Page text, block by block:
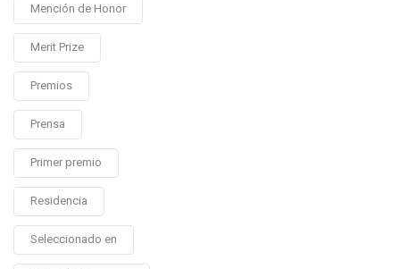
Mención de Honor
Merit Prize
Premios
Prensa
Primer premio
Residencia
Seleccionado en